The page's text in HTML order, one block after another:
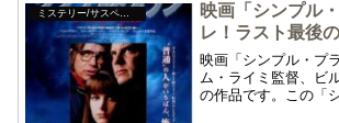
ミステリー/サスペンス
映画「シンプル
レ！ラスト最後
映画「シンプル・プ
ム・ライミ監督、ビ
の作品です。この「